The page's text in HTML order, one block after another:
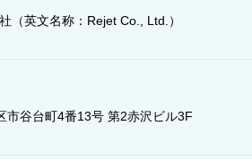
（英文名称：Rejet Co., Ltd.）
市谷台町4番13号 第2赤沢ビル3F